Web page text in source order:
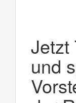
Jetzt
und